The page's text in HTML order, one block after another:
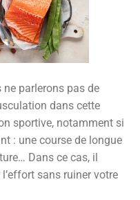
ne parlerons pas de
dans cette
sportive, notamment si
: une course de longue
Dans ce cas, il
sans ruiner votre